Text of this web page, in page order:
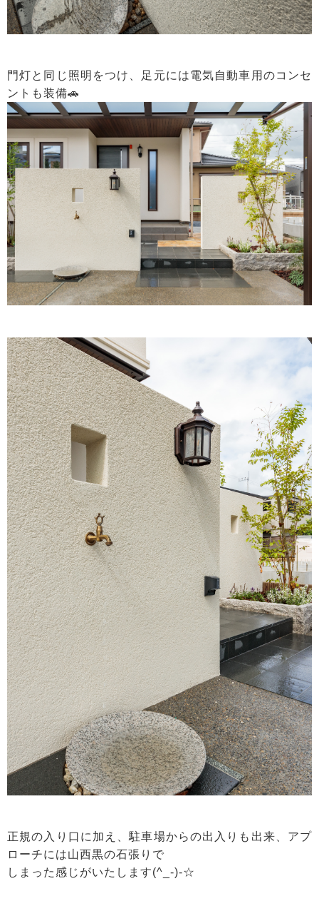
門灯と同じ照明をつけ、足元には電気自動車用のコンセ
ントも装備🚗
正規の入り口に加え、駐車場からの出入りも出来、アプ
ローチには山西黒の石張りで
しまった感じがいたします(^_-)-☆